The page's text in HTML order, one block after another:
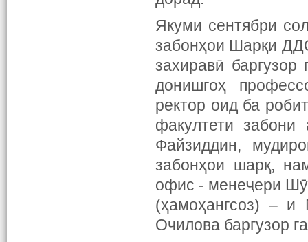
Якуми сентябри
забонҳои Шарқи
захиравӣ
донишгоҳ
ректор оид ба
факултети забони
Файзиддин,
забонҳои шарқ,
офис - менеҷери
(ҳамоҳангсоз) – и
Очилова баргузор